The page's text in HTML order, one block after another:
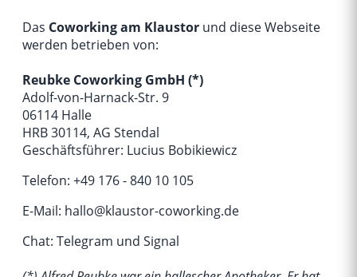
Das Coworking am Klaustor und diese Webseite
werden betrieben von:
Reubke Coworking GmbH (*)
Adolf-von-Harnack-Str. 9
06114 Halle
HRB 30114, AG Stendal
Geschäftsführer: Lucius Bobikiewicz
Telefon: +49 176 - 840 10 105
E-Mail: hallo@klaustor-coworking.de
Chat: Telegram und Signal